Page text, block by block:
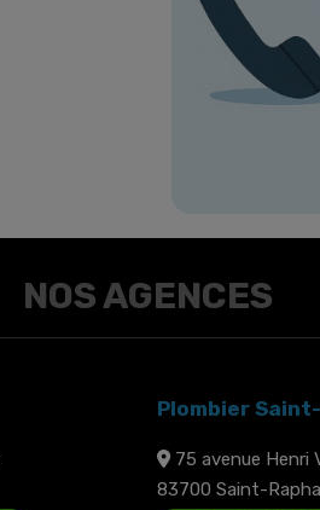
NOS AGENCES
Plombier
75 avenue Henri
83700 Saint-